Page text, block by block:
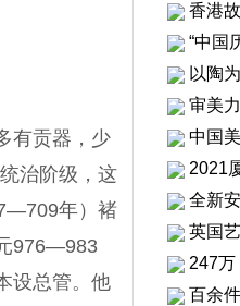
有贡器，少
治阶级，这
年）褚
976—983
设总管。他
香港
“中国
以陶
审美
中国
2021
全新
英国
247万
百余